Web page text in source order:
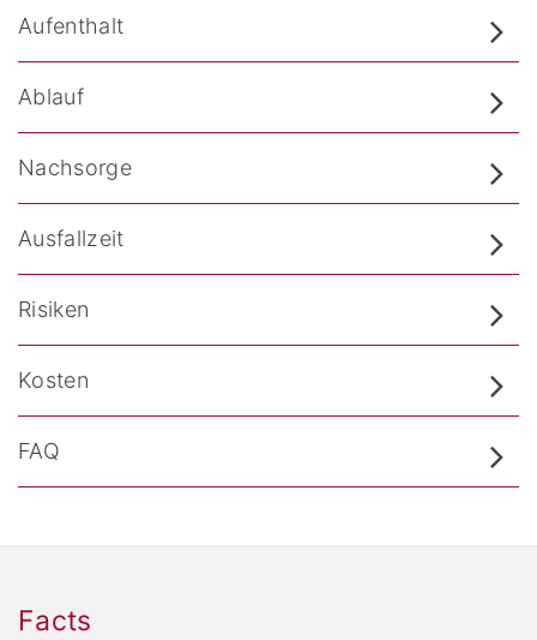
Aufenthalt
Ablauf
Nachsorge
Ausfallzeit
Risiken
Kosten
FAQ
Facts